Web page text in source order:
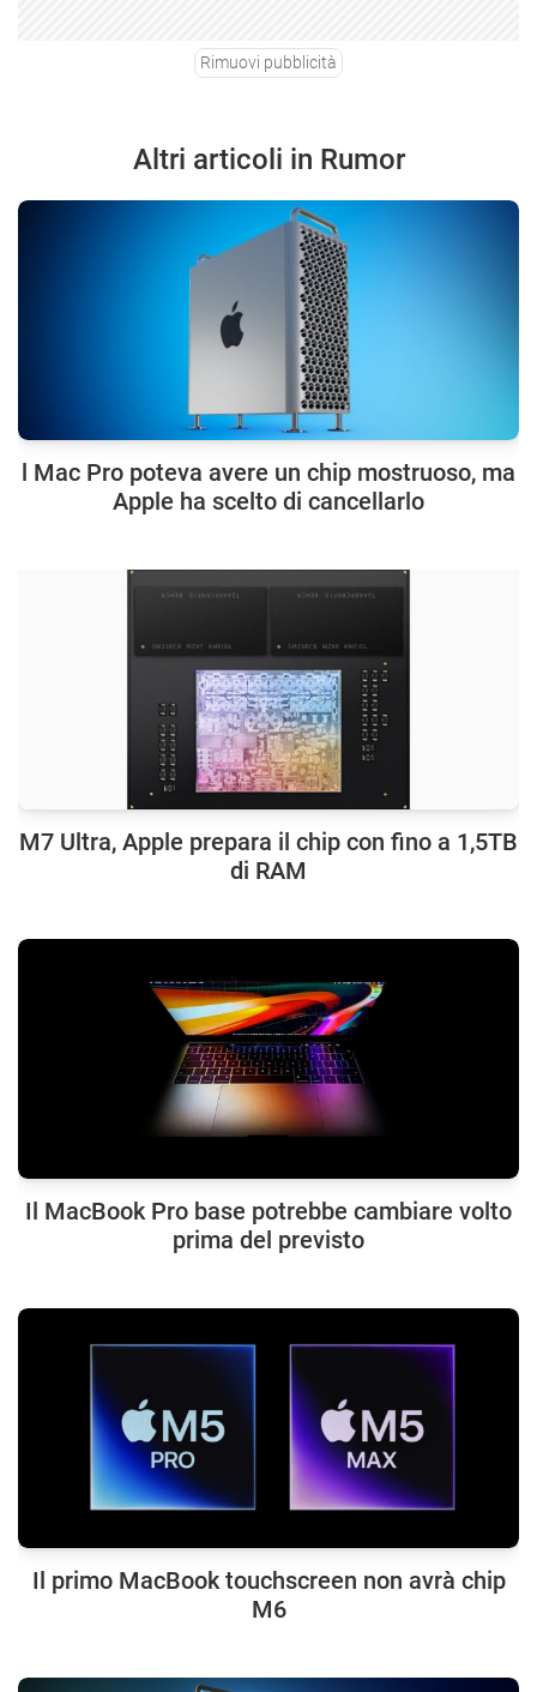
Rimuovi pubblicità
Altri articoli in Rumor
l Mac Pro poteva avere un chip mostruoso, ma
Apple ha scelto di cancellarlo
M7 Ultra, Apple prepara il chip con fino a 1,5TB
di RAM
Il MacBook Pro base potrebbe cambiare volto
prima del previsto
Il primo MacBook touchscreen non avrà chip
M6